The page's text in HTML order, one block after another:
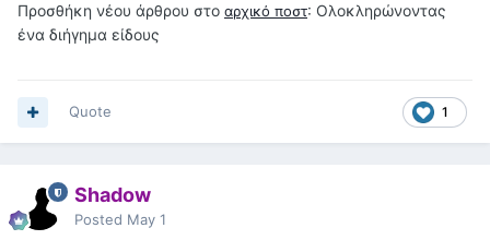
Προσθήκη νέου άρθρου στο αρχικό ποστ: Ολοκληρώνοντας
ένα διήγημα είδους
1
Quote
Shadow
Posted May 1